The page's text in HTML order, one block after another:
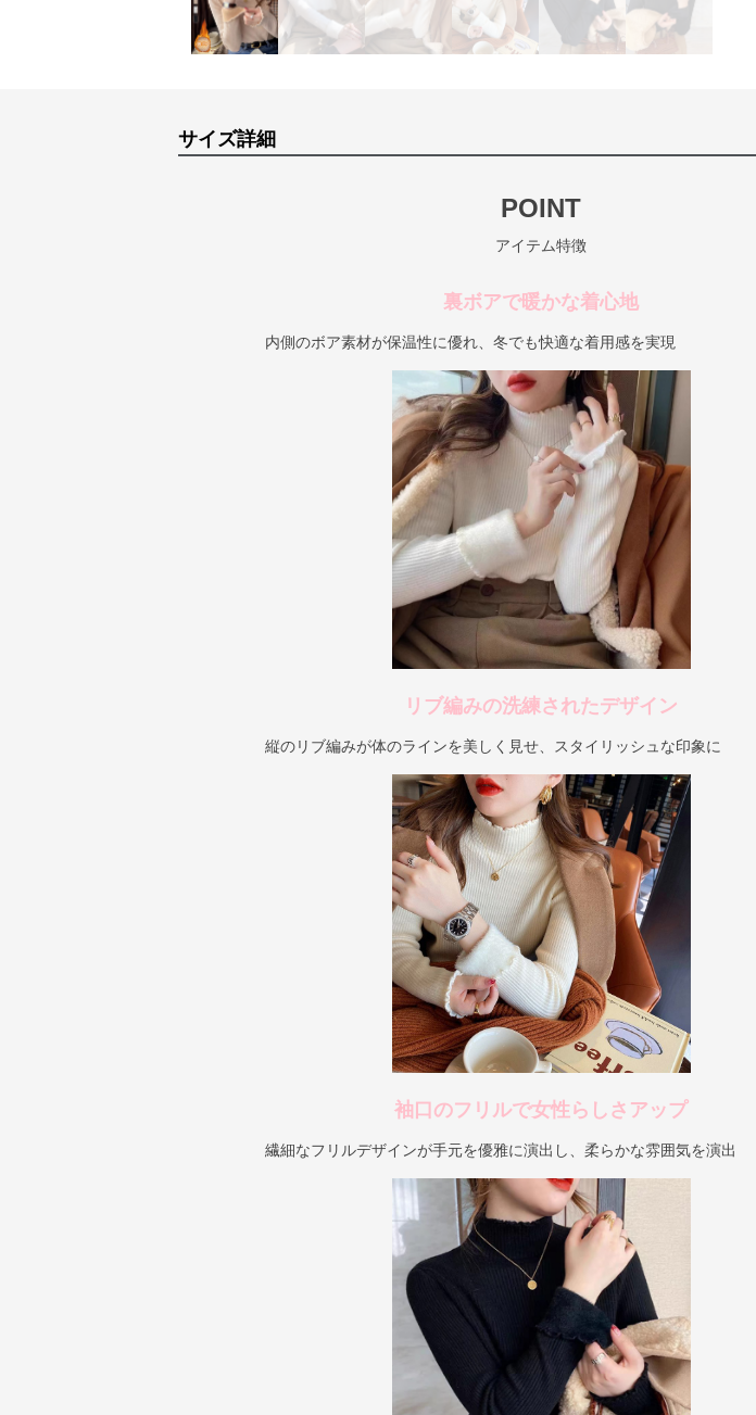
サイズ詳細
POINT
アイテム特徴
裏ボアで暖かな着心地
内側のボア素材が保温性に優れ、冬でも快適な着用感を実現
リブ編みの洗練されたデザイン
縦のリブ編みが体のラインを美しく見せ、スタイリッシュな印象に
袖口のフリルで女性らしさアップ
繊細なフリルデザインが手元を優雅に演出し、柔らかな雰囲気を演出